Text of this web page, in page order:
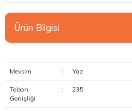
Ürün Bilgisi
Mevsim : Yaz
Taban
Genişliği
: 235